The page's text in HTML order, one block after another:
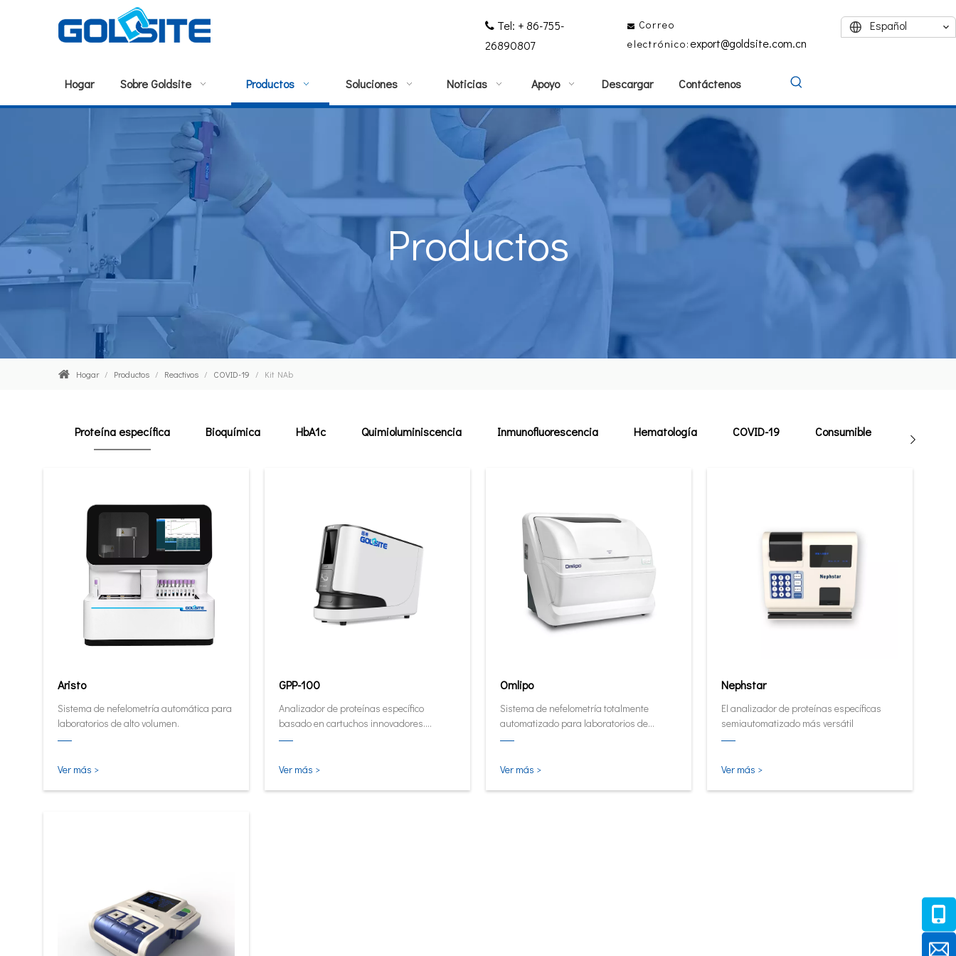
 Tel: + 86-755-
26890807

Correo
electrónico: export@goldsite.com.cn
Español
Hogar Sobre Goldsite Productos Soluciones Noticias Apoyo Descargar Contáctenos
Productos
Hogar / Productos / Reactivos / COVID-19 / Kit NAb
Proteína específica Bioquímica HbA1c Quimioluminiscencia Inmunofluorescencia Hematología COVID-19 Consumible
Aristo
Sistema de nefelometría automática para
laboratorios de alto volumen.
Ver más >
GPP-100
Analizador de proteínas específico
basado en cartuchos innovadores.
Analizador de forma automática y
pequeña e inteligente.
Ver más >
Omlipo
Sistema de nefelometría totalmente
automatizado para laboratorios de
rendimiento de volumen medio a alto.
Ver más >
Nephstar
El analizador de proteínas específicas
semiautomatizado más versátil
Ver más >